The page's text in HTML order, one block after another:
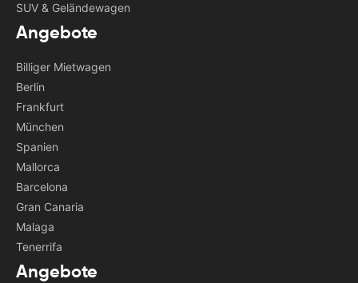
SUV & Geländewagen
Angebote
Billiger Mietwagen
Berlin
Frankfurt
München
Spanien
Mallorca
Barcelona
Gran Canaria
Malaga
Tenerrifa
Angebote